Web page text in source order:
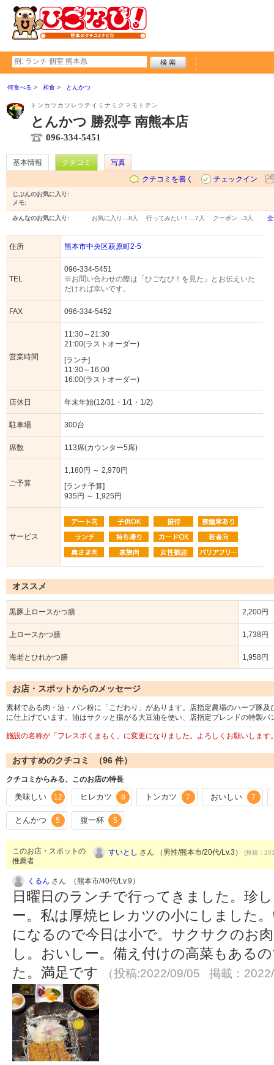
何食べる 和食 とんかつ
トンカツカツレツテイミナミクマモトテン
とんかつ 勝烈亭 南熊本店
096-334-5451
基本情報 クチコミ
写真
クチコミを書く
チェックイン
じぶんのお気に入り:
メモ:
みんなのお気に入り: お気に入り… 8人 行ってみたい！… 7人 クーポン… 3人
住所 熊本市中央区萩原町2-5
TEL
096-334-5451
※お問い合わせの際は「ひごなび！を見た」とお伝えいた
だければ幸いです。
FAX 096-334-5452
営業時間
11:30～21:30
21:00(ラストオーダー)
[ランチ]
11:30～16:00
16:00(ラストオーダー)
店休日 年末年始(12/31・1/1・1/2)
駐車場 300台
席数 113席(カウンター5席)
ご予算
1,180円 ～ 2,970円
[ランチ予算]
935円 ～ 1,925円
サービス
オススメ
黒豚上ロースかつ膳 2,200円
上ロースかつ膳 1,738円
海老とひれかつ膳 1,958円
お店・スポットからのメッセージ
素材である肉・油・パン粉に「こだわり」があります。店指定農場のハーブ豚
に仕上げています。油はサクッと揚がる大豆油を使い、店指定ブレンドの特製
施設の名称が「フレスポくまもく」に変更になりました。よろしくお願いします
おすすめのクチコミ （96 件）
クチコミからみる、このお店の特長
美味しい 12 ヒレカツ 8 トンカツ 7 おいしい 7
とんかつ 5 腹一杯 5
このお店・スポットの
推薦者
すいとし さん （男性/熊本市/20代/Lv.3） (投稿：
くるん さん （熊本市/40代/Lv.9）
日曜日のランチで行ってきました。珍
ー。私は厚焼ヒレカツの小にしました
になるので今日は小で。サクサクのお
し。おいしー。備え付けの高菜もある
た。満足です
（投稿:2022/09/05 掲載：